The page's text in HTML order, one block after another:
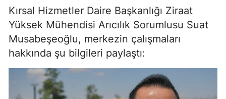
Kırsal Hizmetler Daire Başkanlığı Ziraat
Yüksek Mühendisi Arıcılık Sorumlusu Suat
Musabeşeoğlu, merkezin çalışmaları
hakkında şu bilgileri paylaştı: